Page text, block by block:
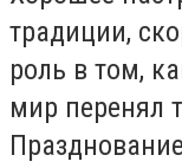
традиции,
роль в том,
мир перенял